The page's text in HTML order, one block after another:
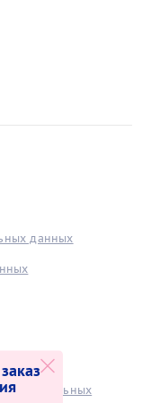
данных
персональных